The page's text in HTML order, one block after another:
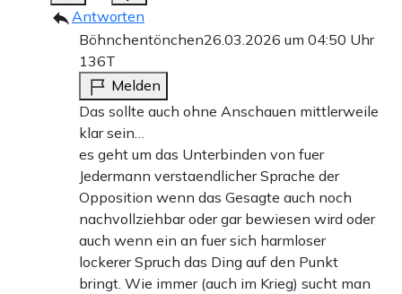
Antworten
Böhnchentönchen26.03.2026 um 04:50 Uhr
136T
Melden
Das sollte auch ohne Anschauen mittlerweile
klar sein…
es geht um das Unterbinden von fuer
Jedermann verstaendlicher Sprache der
Opposition wenn das Gesagte auch noch
nachvollziehbar oder gar bewiesen wird oder
auch wenn ein an fuer sich harmloser
lockerer Spruch das Ding auf den Punkt
bringt. Wie immer (auch im Krieg) sucht man